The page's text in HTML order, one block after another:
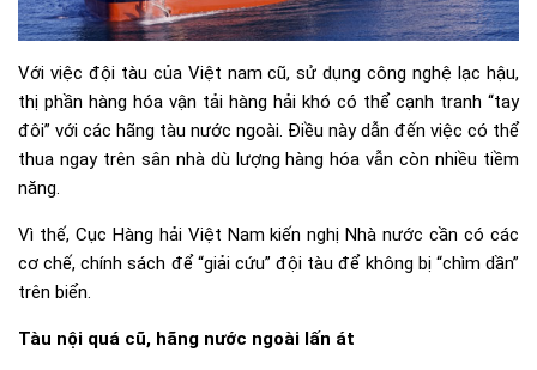
Với việc đội tàu của Việt nam cũ, sử dụng công nghệ lạc hậu,
thị phần hàng hóa vận tải hàng hải khó có thể cạnh tranh “tay
đôi” với các hãng tàu nước ngoài. Điều này dẫn đến việc có thể
thua ngay trên sân nhà dù lượng hàng hóa vẫn còn nhiều tiềm
năng.
Vì thế, Cục Hàng hải Việt Nam kiến nghị Nhà nước cần có các
cơ chế, chính sách để “giải cứu” đội tàu để không bị “chìm dần”
trên biển.
Tàu nội quá cũ, hãng nước ngoài lấn át